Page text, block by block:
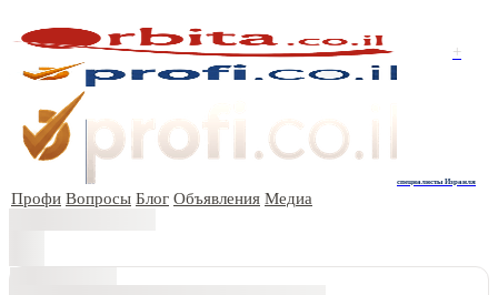
+
специалисты Израиля
Профи Вопросы Блог Объявления Медиа